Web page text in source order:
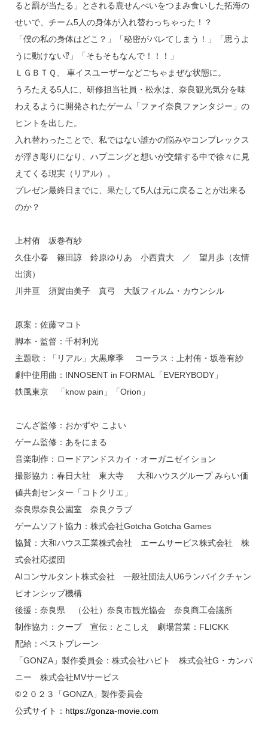
ると罰が当たる」とされる鹿せんべいをつまみ食いした拓海の
せいで、チーム5人の身体が入れ替わっちゃった！？
「僕の私の身体はどこ？」「秘密がバレてしまう！」「思うよ
うに動けない⁉」「そもそもなんで！！！」
ＬＧＢＴＱ、 車イスユーザーなどごちゃまぜな状態に。
うろたえる5人に、研修担当社員・松永は、奈良観光気分を味
わえるように開発されたゲーム「ファイ奈良ファンタジー」の
ヒントを出した。
入れ替わったことで、私ではない誰かの悩みやコンプレックス
が浮き彫りになり、ハプニングと想いが交錯する中で徐々に見
えてくる現実（リアル）。
プレゼン最終日までに、果たして5人は元に戻ることが出来る
のか？
上村侑 坂巻有紗
久住小春 篠田諒 鈴原ゆりあ 小西貴大 ／ 望月歩（友情
出演）
川井亘 須賀由美子 真弓 大阪フィルム・カウンシル
原案：佐藤マコト
脚本・監督：千村利光
主題歌：「リアル」大黒摩季 コーラス：上村侑・坂巻有紗
劇中使用曲：INNOSENT in FORMAL「EVERYBODY」
鉄風東京 「know pain」「Orion」
ごんざ監修：おかずや こよい
ゲーム監修：あをにまる
音楽制作：ロードアンドスカイ・オーガニゼイション
撮影協力：春日大社 東大寺 大和ハウスグループ みらい価
値共創センター「コトクリエ」
奈良県奈良公園室 奈良クラブ
ゲームソフト協力：株式会社Gotcha Gotcha Games
協賛：大和ハウス工業株式会社 エームサービス株式会社 株
式会社応援団
AIコンサルタント株式会社 一般社団法人U6ランバイクチャン
ピオンシップ機構
後援：奈良県 （公社）奈良市観光協会 奈良商工会議所
制作協力：クープ 宣伝：とこしえ 劇場営業：FLICKK
配給：ベストブレーン
「GONZA」製作委員会：株式会社ハピト 株式会社G・カンパ
ニー 株式会社MVサービス
©２０２３「GONZA」製作委員会
公式サイト： https://gonza-movie.com